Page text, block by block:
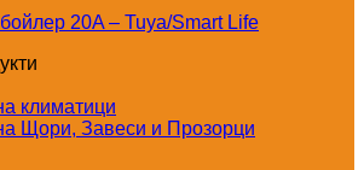
20A – Tuya/Smart Life
климатици
Щори, Завеси и Прозорци